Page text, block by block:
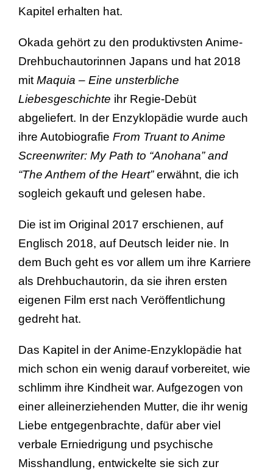
Kapitel erhalten hat.
Okada gehört zu den produktivsten Anime-
Drehbuchautorinnen Japans und hat 2018
mitMaquia – Eine unsterbliche
Liebesgeschichte ihr Regie-Debüt
abgeliefert. In der Enzyklopädie wurde auch
ihre Autobiografie From Truant to Anime
Screenwriter: My Path to “Anohana” and
“The Anthem of the Heart”erwähnt, die ich
sogleich gekauft und gelesen habe.
Die ist im Original 2017 erschienen, auf
Englisch 2018, auf Deutsch leider nie. In
dem Buch geht es vor allem um ihre Karriere
als Drehbuchautorin, da sie ihren ersten
eigenen Film erst nach Veröffentlichung
gedreht hat.
Das Kapitel in der Anime-Enzyklopädie hat
mich schon ein wenig darauf vorbereitet, wie
schlimm ihre Kindheit war. Aufgezogen von
einer alleinerziehenden Mutter, die ihr wenig
Liebe entgegenbrachte, dafür aber viel
verbale Erniedrigung und psychische
Misshandlung, entwickelte sie sich zur